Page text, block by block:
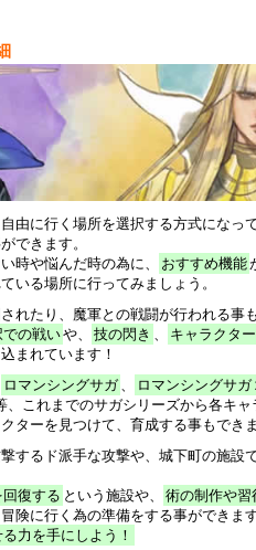
由に行く場所を選択する方式になっ
できます。
時や悩んだ時の為に、
おすすめ機能
いる場所に行ってみましょう。
れたり、魔軍との戦闘が行われる事
での戦いや、 技の閃き 、 キャラクタ
まれています！
ロマンシングサガ 、 ロマンシングサガ
、これまでのサガシリーズから各キャ
ターを見つけて、育成する事もできま
するド派手な攻撃や、城下町の施設
復する という施設や、 術の制作や習
険に行く為の準備をする事ができます
力を手にしよう！